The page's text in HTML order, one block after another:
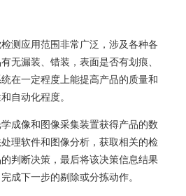
应用范围非常广泛，涉及各种各
无漏装、错装，表面是否有划痕、
在一定程度上能提高产品的质量和
自动化程度。
像和图像采集装置获得产品的数
理软件和图像分析，获取相关的检
判断决策，最后将该决策信息结果
成下一步的剔除或分拣动作。